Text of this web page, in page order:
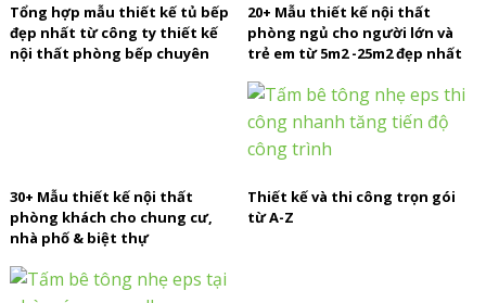
Tổng hợp mẫu thiết kế tủ bếp
đẹp nhất từ công ty thiết kế
nội thất phòng bếp chuyên
20+ Mẫu thiết kế nội thất
phòng ngủ cho người lớn và
trẻ em từ 5m2 -25m2 đẹp nhất
30+ Mẫu thiết kế nội thất
phòng khách cho chung cư,
nhà phố & biệt thự
Thiết kế và thi công trọn gói
từ A-Z